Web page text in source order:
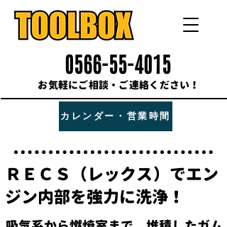
0566-55-4015
お気軽にご相談・ご連絡ください！
カレンダー・営業時間
ＲＥＣＳ（レックス）でエン
ジン内部を強力に洗浄！